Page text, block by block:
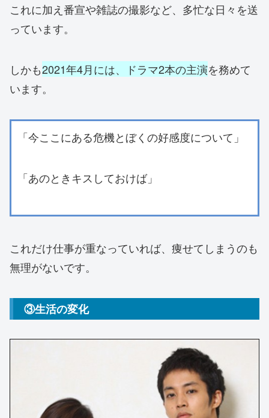
これに加え番宣や雑誌の撮影など、多忙な日々を送
っています。
しかも2021年4月には、ドラマ2本の主演を務めて
います。
「今ここにある危機とぼくの好感度について」
「あのときキスしておけば」
これだけ仕事が重なっていれば、痩せてしまうのも
無理がないです。
③生活の変化